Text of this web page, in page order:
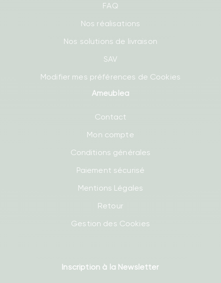
FAQ
Nos réalisations
Nos solutions de livraison
SAV
Modifier mes préférences de Cookies
Ameublea
Contact
Mon compte
Conditions générales
Paiement sécurisé
Mentions Légales
Retour
Gestion des Cookies
Inscription à la Newsletter